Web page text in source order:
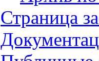
Страница